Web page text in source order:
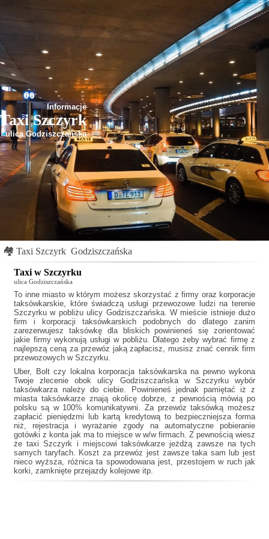
Informacje
Taxi Szczyrk
ulica Godziszczańska
🏘 Taxi Szczyrk Godziszczańska
Taxi w Szczyrku
ulica Godziszczańska
To inne miasto w którym możesz skorzystać z firmy oraz korporacje
taksówkarskie, które świadczą usługi przewozowe ludzi na terenie
Szczyrku w pobliżu ulicy Godziszczańska. W mieście istnieje dużo
firm i korporacji taksówkarskich podobnych do dlatego zanim
zarezerwujesz taksówkę dla bliskich powinieneś się zorientować
jakie firmy wykonują usługi w pobliżu. Dlatego żeby wybrać firmę z
najlepszą ceną za przewóz jaką zapłacisz, musisz znać cennik firm
przewozowych w Szczyrku.
Uber, Bolt czy lokalna korporacja taksówkarska na pewno wykona
Twoje zlecenie obok ulicy Godziszczańska w Szczyrku wybór
taksówkarza należy do ciebie. Powinieneś jednak pamiętać iż z
miasta taksówkarze znają okolicę dobrze, z pewnością mówią po
polsku są w 100% komunikatywni. Za przewóz taksówką możesz
zapłacić pieniędzmi lub kartą kredytową to bezpieczniejsza forma
niż, rejestracja i wyrażanie zgody na automatyczne pobieranie
gotówki z konta jak ma to miejsce w w/w firmach. Z pewnością wiesz
żetaxi Szczyrk i miejscowi taksówkarze jeżdżą zawsze na tych
samych taryfach. Koszt za przewóz jest zawsze taka sam lub jest
nieco wyższa, różnica ta spowodowana jest, przestojem w ruch jak
korki, zamknięte przejazdy kolejowe itp.